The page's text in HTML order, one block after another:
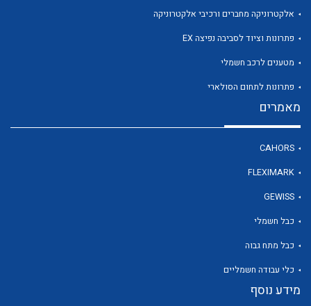
לכל מוצרי היצרן
אלקטרוניקה מחברים ורכיבי אלקטרוניקה
פתרונות וציוד לסביבה נפיצה EX
מטענים לרכב חשמלי
פתרונות לתחום הסולארי
מאמרים
CAHORS
FLEXIMARK
GEWISS
כבל חשמלי
כבל מתח גבוה
כלי עבודה חשמליים
מידע נוסף